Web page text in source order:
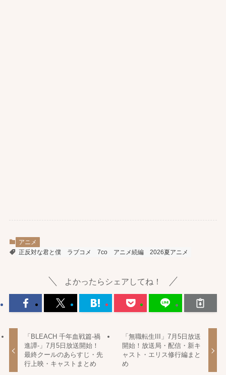
アニメ
正反対な君と僕
ラブコメ 7co アニメ続編 2026夏アニメ
よかったらシェアしてね！
「BLEACH 千年血戦篇-禍
進譚-」7月5日放送開始！
最終クールのあらすじ・先
行上映・キャストまとめ
「無職転生III」7月5日放送
開始！放送局・配信・新キ
ャスト・エリス修行編まと
め